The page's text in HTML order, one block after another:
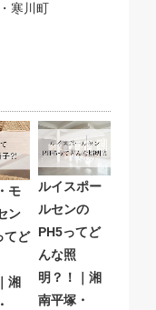
寒川町
モ
ン
てど
湘
ルイスポー
ルセンの
PH5ってど
んな照
明？！｜湘
南平塚・